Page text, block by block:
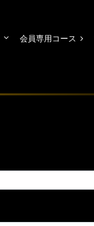
会員専用コース